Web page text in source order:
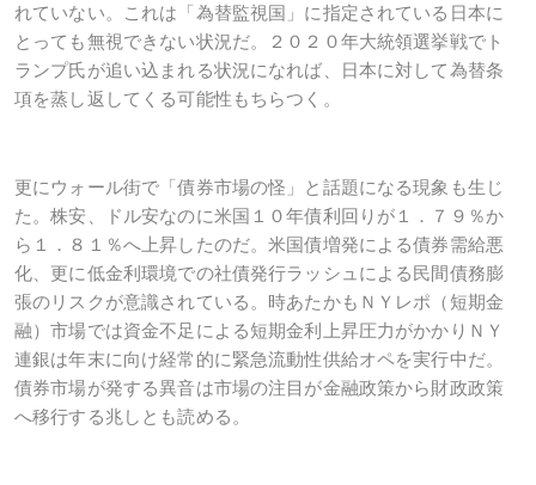
れていない。これは「為替監視国」に指定されている日本に
とっても無視できない状況だ。２０２０年大統領選挙戦でト
ランプ氏が追い込まれる状況になれば、日本に対して為替条
項を蒸し返してくる可能性もちらつく。
更にウォール街で「債券市場の怪」と話題になる現象も生じ
た。株安、ドル安なのに米国１０年債利回りが１．７９％か
ら１．８１％へ上昇したのだ。米国債増発による債券需給悪
化、更に低金利環境での社債発行ラッシュによる民間債務膨
張のリスクが意識されている。時あたかもＮＹレポ（短期金
融）市場では資金不足による短期金利上昇圧力がかかりＮＹ
連銀は年末に向け経常的に緊急流動性供給オペを実行中だ。
債券市場が発する異音は市場の注目が金融政策から財政政策
へ移行する兆しとも読める。